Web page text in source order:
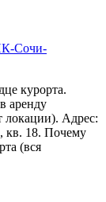
Сочи-
курорта.
аренду
локации). Адрес:
кв. 18. Почему
(вся